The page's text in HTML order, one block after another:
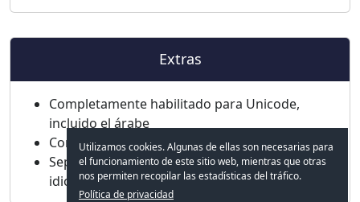
Extras
Completamente habilitado para Unicode,
incluido el árabe
Corrección ortográfica en 85 idiomas
Separación automática de sílabas en 35
idiomas
Utilizamos cookies. Algunas de ellas son necesarias para
el funcionamiento de este sitio web, mientras que otras
nos permiten recopilar las estadísticas del tráfico.
Política de privacidad